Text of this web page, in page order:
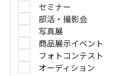
セミナー
部活・撮影会
写真展
商品展示イベント
フォトコンテスト
オーディション